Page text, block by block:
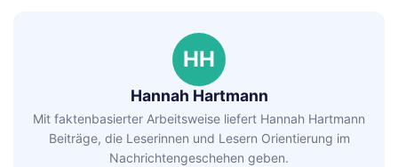
HH
Hannah Hartmann
Mit faktenbasierter Arbeitsweise liefert Hannah Hartmann
Beiträge, die Leserinnen und Lesern Orientierung im
Nachrichtengeschehen geben.